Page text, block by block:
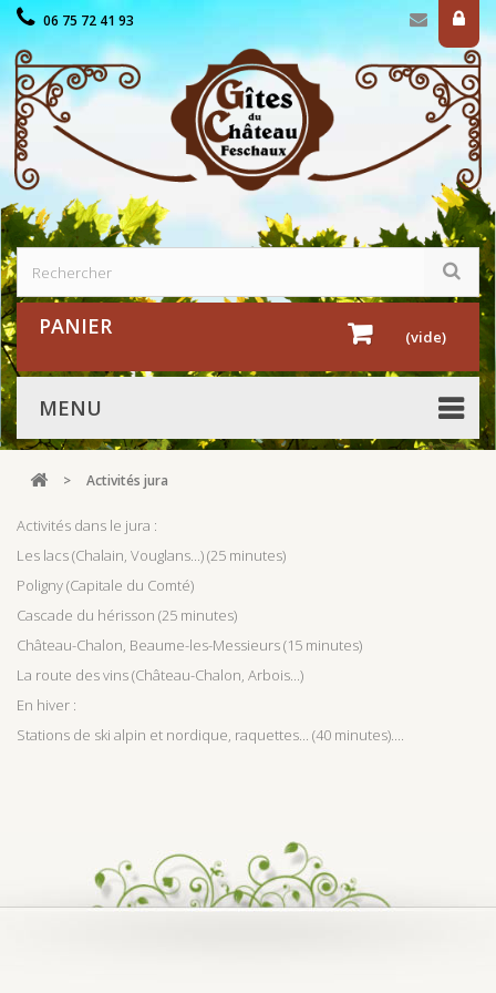
06 75 72 41 93
PANIER (vide)
MENU
> Activités jura
Activités dans le jura :
Les lacs (Chalain, Vouglans...) (25 minutes)
Poligny (Capitale du Comté)
Cascade du hérisson (25 minutes)
Château-Chalon, Beaume-les-Messieurs (15 minutes)
La route des vins (Château-Chalon, Arbois...)
En hiver :
Stations de ski alpin et nordique, raquettes... (40 minutes)....